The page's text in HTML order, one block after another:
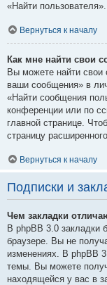
«Найти пользователя».
Вернуться к началу
Как мне найти свои
Вы можете найти свои
ваши сообщения» в
«Найти сообщения
конференции или по
главной странице.
страницу
Вернуться к началу
Подписки и
Чем закладки
В phpBB 3.0 закладки
браузере. Вы не
изменениях. В phpBB
темы. Вы можете
находящейся у вас в